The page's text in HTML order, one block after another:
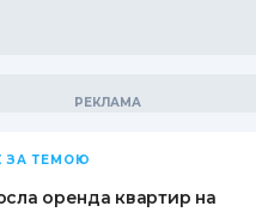
ВІНЬЄТКА
ПИТАННЯ ТА ВІДПОВІДІ
ЗА ТЕМОЮ
оренда квартир на